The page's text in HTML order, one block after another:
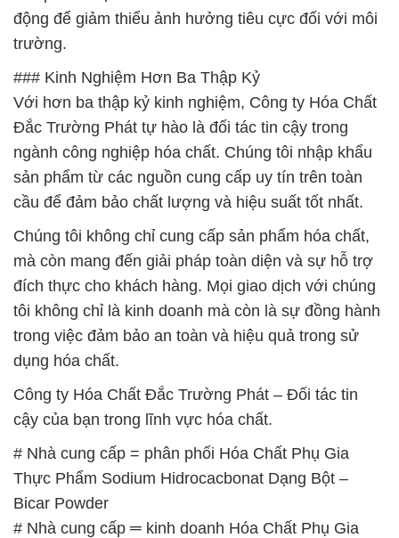
động để giảm thiểu ảnh hưởng tiêu cực đối với môi
trường.
### Kinh Nghiệm Hơn Ba Thập Kỷ
Với hơn ba thập kỷ kinh nghiệm, Công ty Hóa Chất
Đắc Trường Phát tự hào là đối tác tin cậy trong
ngành công nghiệp hóa chất. Chúng tôi nhập khẩu
sản phẩm từ các nguồn cung cấp uy tín trên toàn
cầu để đảm bảo chất lượng và hiệu suất tốt nhất.
Chúng tôi không chỉ cung cấp sản phẩm hóa chất,
mà còn mang đến giải pháp toàn diện và sự hỗ trợ
đích thực cho khách hàng. Mọi giao dịch với chúng
tôi không chỉ là kinh doanh mà còn là sự đồng hành
trong việc đảm bảo an toàn và hiệu quả trong sử
dụng hóa chất.
Công ty Hóa Chất Đắc Trường Phát – Đối tác tin
cậy của bạn trong lĩnh vực hóa chất.
# Nhà cung cấp = phân phối Hóa Chất Phụ Gia
Thực Phẩm Sodium Hidrocacbonat Dạng Bột –
Bicar Powder
# Nhà cung cấp ═ kinh doanh Hóa Chất Phụ Gia